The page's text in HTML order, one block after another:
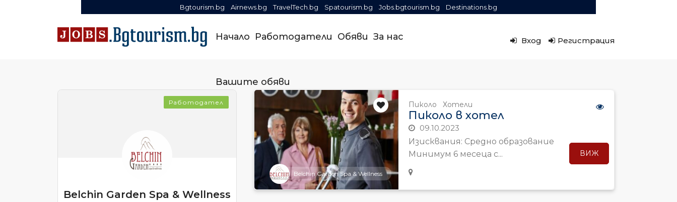
Bgtourism.bg Airnews.bg TravelTech.bg Spatourism.bg Jobs.bgtourism.bg Destinations.bg
Начало Работодатели Обяви За нас
Вашите обяви
Вход Регистрация
Работодател
Belchin Garden Spa & Wellness
Belchin Garden Spa & Wellness
Пиколо Хотели
Пиколо в хотел
09.10.2023
Изисквания: Средно образование
Минимум 6 месеца с...
ВИЖ